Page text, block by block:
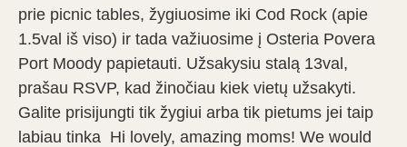
prie picnic tables, žygiuosime iki Cod Rock (apie
1.5val iš viso) ir tada važiuosime į Osteria Povera
Port Moody papietauti. Užsakysiu stalą 13val,
prašau RSVP, kad žinočiau kiek vietų užsakyti.
Galite prisijungti tik žygiui arba tik pietums jei taip
labiau tinka Hi lovely, amazing moms! We would